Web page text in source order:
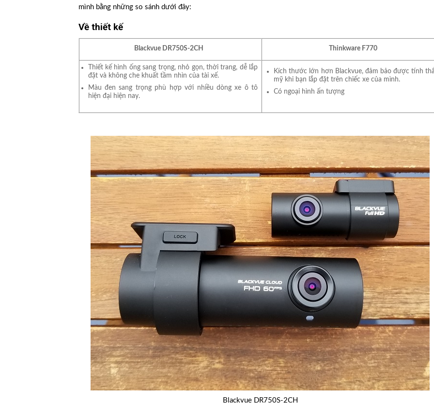
mình bằng những so sánh dưới đây:
Về thiết kế
Blackvue DR750S-2CH Thinkware F770
Thiết kế hình ống sang trọng, nhỏ gọn, thời trang, dễ lắp
đặt và không che khuất tầm nhìn của tài xế.
Màu đen sang trọng phù hợp với nhiều dòng xe ô tô
hiện đại hiện nay.
Kích thước lớn hơn Blackvue, đảm bảo được tính
mỹ khi bạn lắp đặt trên chiếc xe của mình.
Có ngoại hình ấn tượng
Blackvue DR750S-2CH